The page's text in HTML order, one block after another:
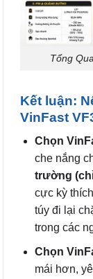
Tổng
Kết luận:
VinFast
Chọn
che nắng
trường
cực kỳ
túy đi lại
trong các
Chọn
mái hơn,